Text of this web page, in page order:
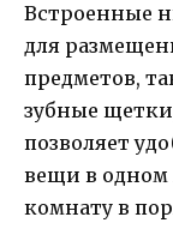
Встроенные
для
предметов,
зубные
позволяет
вещи в одном
комнату в